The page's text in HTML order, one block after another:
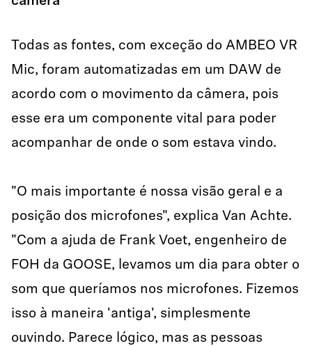
Todas as fontes, com exceção do AMBEO VR
Mic, foram automatizadas em um DAW de
acordo com o movimento da câmera, pois
esse era um componente vital para poder
acompanhar de onde o som estava vindo.
"O mais importante é nossa visão geral e a
posição dos microfones", explica Van Achte.
"Com a ajuda de Frank Voet, engenheiro de
FOH da GOOSE, levamos um dia para obter o
som que queríamos nos microfones. Fizemos
isso à maneira 'antiga', simplesmente
ouvindo. Parece lógico, mas as pessoas